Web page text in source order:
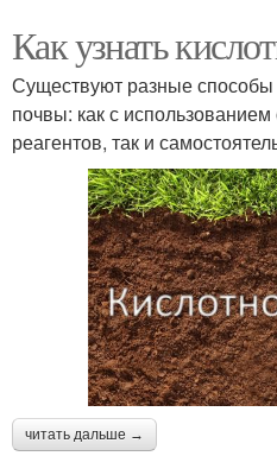
Как узнать
Существуют разные способы
почвы: как с
реагентов, так и
читать дальше →